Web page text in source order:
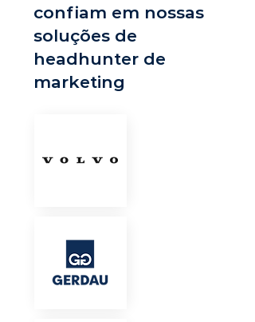
confiam em nossas
soluções de
headhunter de
marketing